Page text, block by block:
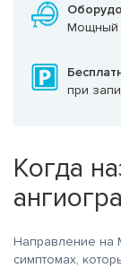
Мощный
при
Когда
Направление на
симптомах,